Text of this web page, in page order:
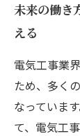
未来の働き
える
電気工事業
ため、多く
なっていま
て、電気工